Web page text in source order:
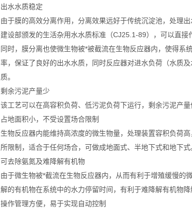
出水水质稳定
由于膜的高效分离作用，分离效果远好于传统沉淀池，处理
建设部颁发的生活杂用水水质标准（CJ25.1-89），可以直接
同时，膜分离也使微生物被*被截流在生物反应器内，使得
率，保证了良好的出水水质，同时反应器对进水负荷（水质
质。
剩余污泥产量少
该工艺可以在高容积负荷、低污泥负荷下运行，剩余污泥产
占地面积小，不受设置场合限制
生物反应器内能维持高浓度的微生物量，处理装置容积负荷
所限制，适合于任何场合，可做成地面式、半地下式和地下式
可去除氨氮及难降解有机物
由于微生物被*截流在生物反应器内，从而有利于增殖缓慢
解的有机物在系统中的水力停留时间，有利于难降解有机物降
操作管理方便，易于实现自动控制